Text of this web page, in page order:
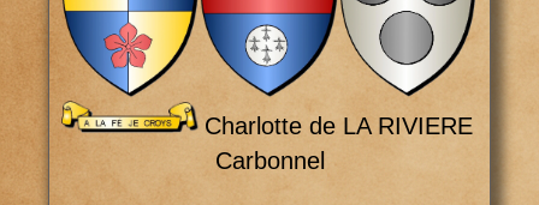
Charlotte de
Carbonnel
LA RIVIERE